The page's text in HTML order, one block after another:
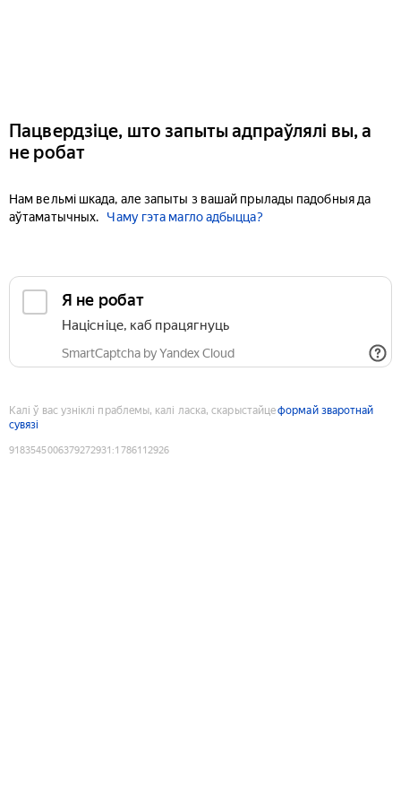
Пацвердзіце, што запыты адпраўлялі вы, а
не робат
Нам вельмі шкада, але запыты з вашай прылады падобныя да
аўтаматычных.
Чаму гэта магло адбыцца?
Я не робат
Націсніце, каб працягнуць
SmartCaptcha by Yandex Cloud
Калі ў вас узніклі праблемы, калі ласка, скарыстайцеформай зваротнай
сувязі
9183545006379272931 :1786112926